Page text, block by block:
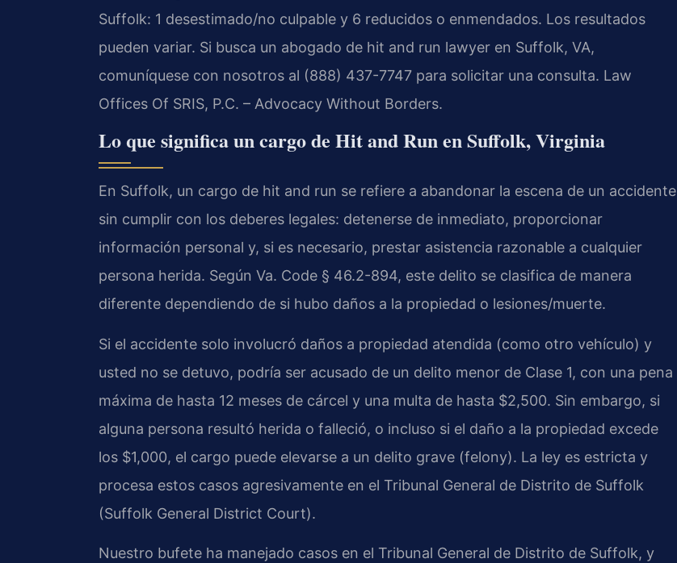
Suffolk: 1 desestimado/no culpable y 6 reducidos o enmendados. Los resultados
pueden variar. Si busca un abogado de hit and run lawyer en Suffolk, VA,
comuníquese con nosotros al (888) 437-7747 para solicitar una consulta. Law
Offices Of SRIS, P.C. – Advocacy Without Borders.
Lo que significa un cargo de Hit and Run en Suffolk, Virginia
En Suffolk, un cargo de hit and run se refiere a abandonar la escena de un accidente
sin cumplir con los deberes legales: detenerse de inmediato, proporcionar
información personal y, si es necesario, prestar asistencia razonable a cualquier
persona herida. Según Va. Code § 46.2-894, este delito se clasifica de manera
diferente dependiendo de si hubo daños a la propiedad o lesiones/muerte.
Si el accidente solo involucró daños a propiedad atendida (como otro vehículo) y
usted no se detuvo, podría ser acusado de un delito menor de Clase 1, con una pena
máxima de hasta 12 meses de cárcel y una multa de hasta $2,500. Sin embargo, si
alguna persona resultó herida o falleció, o incluso si el daño a la propiedad excede
los $1,000, el cargo puede elevarse a un delito grave (felony). La ley es estricta y
procesa estos casos agresivamente en el Tribunal General de Distrito de Suffolk
(Suffolk General District Court).
Nuestro bufete ha manejado casos en el Tribunal General de Distrito de Suffolk, y